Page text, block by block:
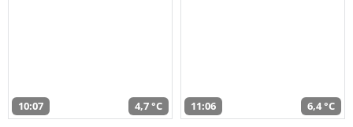
10:07 4,7 °C 11:06 6,4 °C